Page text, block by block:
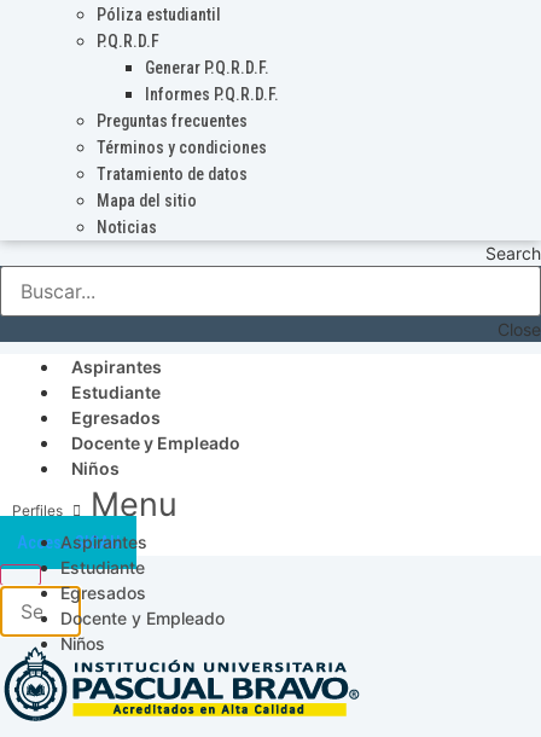
Póliza estudiantil
P.Q.R.D.F
Generar P.Q.R.D.F.
Informes P.Q.R.D.F.
Preguntas frecuentes
Términos y condiciones
Tratamiento de datos
Mapa del sitio
Noticias
Search
Close
Aspirantes
Estudiante
Egresados
Docente y Empleado
Niños
Menu
Aspirantes
Estudiante
Egresados
Docente y Empleado
Niños
Acceso SICAU